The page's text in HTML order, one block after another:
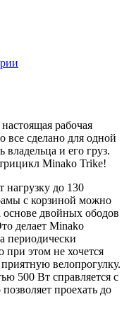
рабочая
сделано для одной
и его груз.
Minako Trike!
нагрузку до 130
с корзиной можно
основе двойных ободов
делает Minako
периодически
при этом не хочется
велопрогулку.
500 Вт справляется с
проехать до